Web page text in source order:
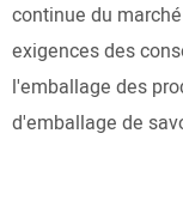
continue du
exigences des
l'emballage des
d'emballage de